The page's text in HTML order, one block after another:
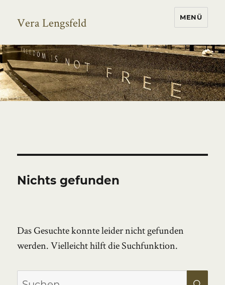
Vera Lengsfeld MENÜ
Nichts gefunden
Das Gesuchte konnte leider nicht gefunden
werden. Vielleicht hilft die Suchfunktion.
Suchen